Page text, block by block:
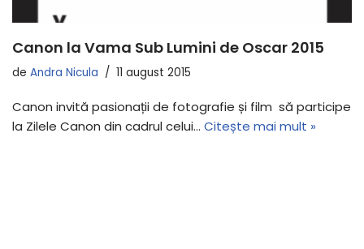
Canon la Vama Sub Lumini de Oscar 2015
de Andra Nicula 11 august 2015
Canon invită pasionații de fotografie și film să participe
la Zilele Canon din cadrul celui… Citește mai mult »